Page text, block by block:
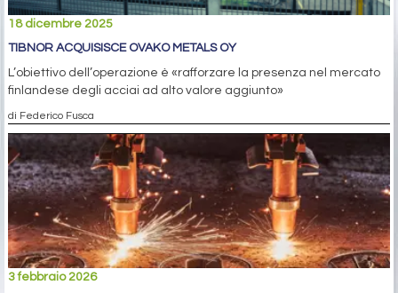
18 dicembre 2025
TIBNOR ACQUISISCE OVAKO METALS OY
L’obiettivo dell’operazione è «rafforzare la presenza nel mercato
finlandese degli acciai ad alto valore aggiunto»
di Federico Fusca
3 febbraio 2026